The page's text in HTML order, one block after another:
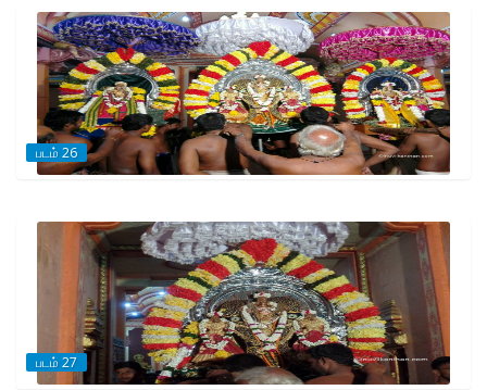
படம் 26
படம் 27